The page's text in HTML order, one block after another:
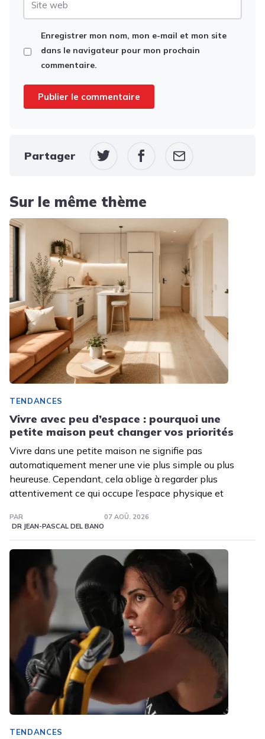
Enregistrer mon nom, mon e-mail et mon site
dans le navigateur pour mon prochain
commentaire.
Partager
Sur le même thème
TENDANCES
Vivre avec peu d’espace : pourquoi une
petite maison peut changer vos priorités
Vivre dans une petite maison ne signifie pas
automatiquement mener une vie plus simple ou plus
heureuse. Cependant, cela oblige à regarder plus
attentivement ce qui occupe l’espace physique et
PAR
DR JEAN-PASCAL DEL BANO
07 AOÛ. 2026
TENDANCES